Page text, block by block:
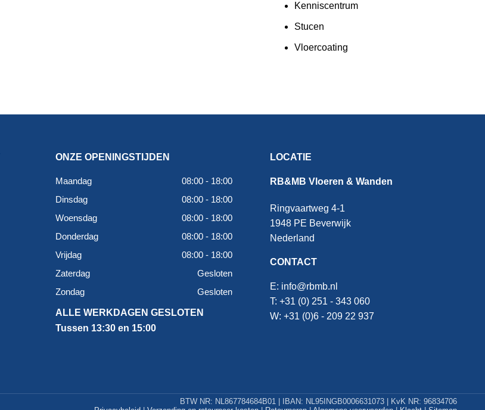
Kenniscentrum
Stucen
Vloercoating
ONZE OPENINGSTIJDEN
Maandag
08:00 - 18:00
Dinsdag
08:00 - 18:00
Woensdag
08:00 - 18:00
Donderdag
08:00 - 18:00
Vrijdag
08:00 - 18:00
Zaterdag
Gesloten
Zondag
Gesloten
ALLE WERKDAGEN GESLOTEN
Tussen 13:30 en 15:00
LOCATIE
RB&MB Vloeren & Wanden
Ringvaartweg 4-1
1948 PE Beverwijk
Nederland
CONTACT
E: info@rbmb.nl
T: +31 (0) 251 - 343 060
W: +31 (0)6 - 209 22 937
BTW NR: NL867784684B01 | IBAN: NL95INGB0006631073 | KvK NR: 96834706